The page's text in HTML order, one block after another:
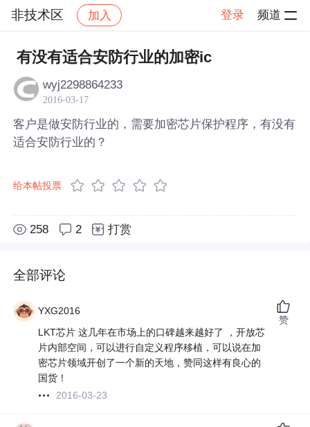
非技术区 加入 登录 频道
社区 非技术区 帖子详情
有没有适合安防行业的加密ic
wyj2298864233
2016-03-17
客户是做安防行业的，需要加密芯片保护程序，有没有
适合安防行业的？
给本帖投票
258 2 打赏
全部评论
YXG2016
LKT芯片 这几年在市场上的口碑越来越好了 ，开放芯
片内部空间，可以进行自定义程序移植，可以说在加
密芯片领域开创了一个新的天地，赞同这样有良心的
国货！
2016-03-23
赞